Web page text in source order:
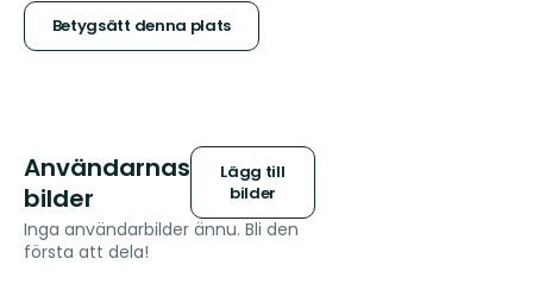
stjärnor
Betygsätt denna plats
Användarnas
bilder
Lägg till
bilder
Inga användarbilder ännu. Bli den
första att dela!